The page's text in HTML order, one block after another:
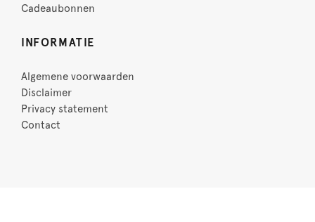
Cadeaubonnen
INFORMATIE
Algemene voorwaarden
Disclaimer
Privacy statement
Contact